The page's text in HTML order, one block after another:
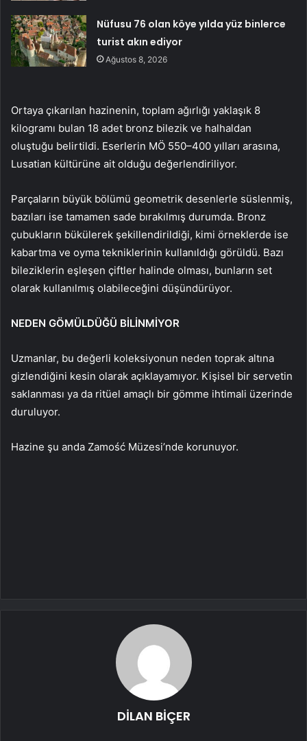
Nüfusu 76 olan köye yılda yüz binlerce
turist akın ediyor
Ağustos 8, 2026
Ortaya çıkarılan hazinenin, toplam ağırlığı yaklaşık 8
kilogramı bulan 18 adet bronz bilezik ve halhaldan
oluştuğu belirtildi. Eserlerin MÖ 550–400 yılları arasına,
Lusatian kültürüne ait olduğu değerlendiriliyor.
Parçaların büyük bölümü geometrik desenlerle süslenmiş,
bazıları ise tamamen sade bırakılmış durumda. Bronz
çubukların bükülerek şekillendirildiği, kimi örneklerde ise
kabartma ve oyma tekniklerinin kullanıldığı görüldü. Bazı
bileziklerin eşleşen çiftler halinde olması, bunların set
olarak kullanılmış olabileceğini düşündürüyor.
NEDEN GÖMÜLDÜĞÜ BİLİNMİYOR
Uzmanlar, bu değerli koleksiyonun neden toprak altına
gizlendiğini kesin olarak açıklayamıyor. Kişisel bir servetin
saklanması ya da ritüel amaçlı bir gömme ihtimali üzerinde
duruluyor.
Hazine şu anda Zamość Müzesi’nde korunuyor.
DİLAN BİÇER